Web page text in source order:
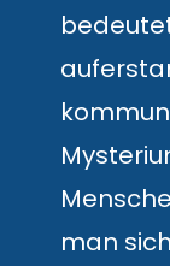
man